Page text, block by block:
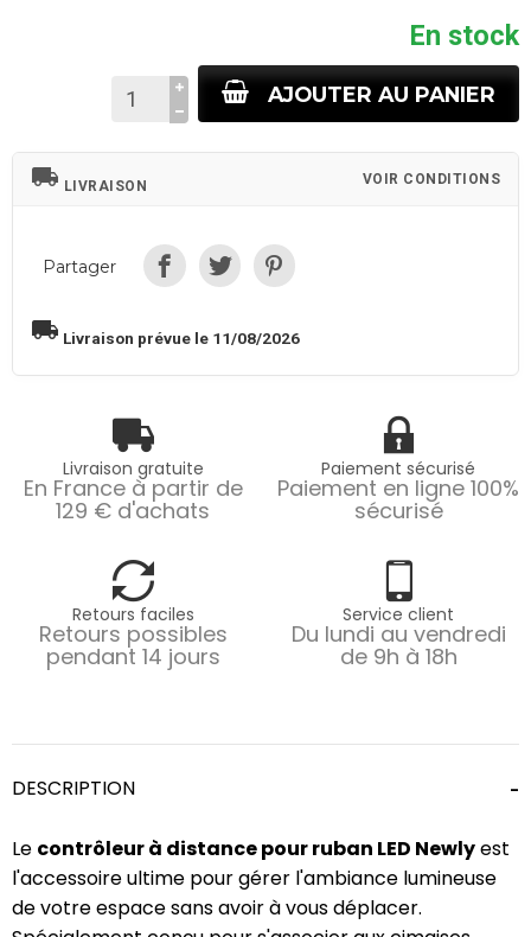
En stock
AJOUTER AU PANIER
local_shipping LIVRAISON VOIR CONDITIONS
Partager
local_shipping Livraison prévue le 11/08/2026
Livraison gratuite
En France à partir de
129 € d'achats
Paiement sécurisé
Paiement en ligne 100%
sécurisé
Retours faciles
Retours possibles
pendant 14 jours
Service client
Du lundi au vendredi
de 9h à 18h
DESCRIPTION
Le contrôleur à distance pour ruban LED Newlyest
l'accessoire ultime pour gérer l'ambiance lumineuse
de votre espace sans avoir à vous déplacer.